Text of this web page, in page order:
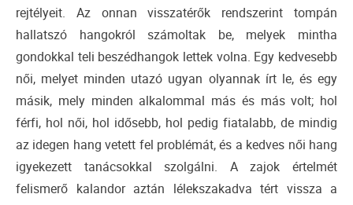
rejtélyeit. Az onnan visszatérők rendszerint tompán
hallatszó hangokról számoltak be, melyek mintha
gondokkal teli beszédhangok lettek volna. Egy kedvesebb
női, melyet minden utazó ugyan olyannak írt le, és egy
másik, mely minden alkalommal más és más volt; hol
férfi, hol női, hol idősebb, hol pedig fiatalabb, de mindig
az idegen hang vetett fel problémát, és a kedves női hang
igyekezett tanácsokkal szolgálni. A zajok értelmét
felismerő kalandor aztán lélekszakadva tért vissza a